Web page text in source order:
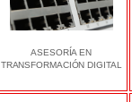
ASESORÍA EN
TRANSFORMACIÓN DIGITAL